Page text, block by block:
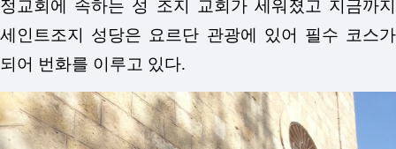
정교회에 속하는 성 조지 교회가 세워졌고 지금까지
세인트조지 성당은 요르단 관광에 있어 필수 코스가
되어 번화를 이루고 있다.